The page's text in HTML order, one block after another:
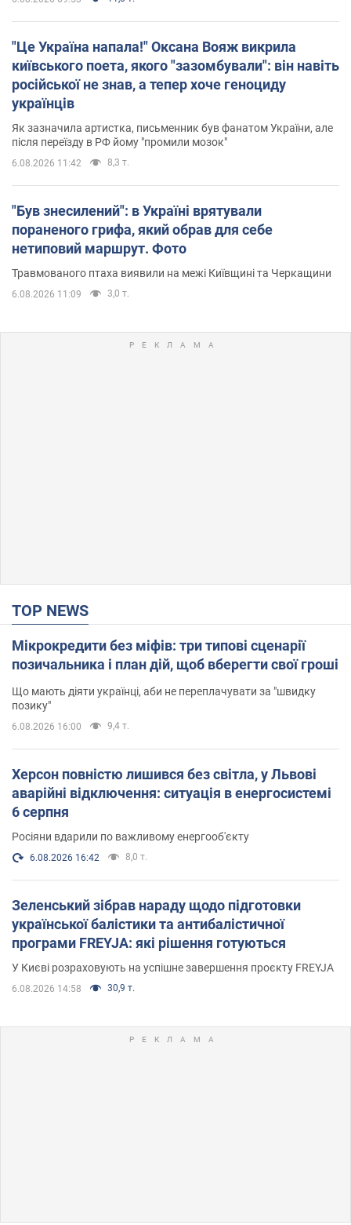
"Це Україна напала!" Оксана Вояж викрила
київського поета, якого "зазомбували": він навіть
російської не знав, а тепер хоче геноциду
українців
Як зазначила артистка, письменник був фанатом України, але
після переїзду в РФ йому "промили мозок"
6.08.2026 11:42 8,3 т.
"Був знесилений": в Україні врятували
пораненого грифа, який обрав для себе
нетиповий маршрут. Фото
Травмованого птаха виявили на межі Київщині та Черкащини
6.08.2026 11:09 3,0 т.
TOP NEWS
Мікрокредити без міфів: три типові сценарії
позичальника і план дій, щоб вберегти свої гроші
Що мають діяти українці, аби не переплачувати за "швидку
позику"
6.08.2026 16:00 9,4 т.
Херсон повністю лишився без світла, у Львові
аварійні відключення: ситуація в енергосистемі
6 серпня
Росіяни вдарили по важливому енергооб'єкту
6.08.2026 16:42 8,0 т.
Зеленський зібрав нараду щодо підготовки
української балістики та антибалістичної
програми FREYJA: які рішення готуються
У Києві розраховують на успішне завершення проєкту FREYJA
6.08.2026 14:58 30,9 т.